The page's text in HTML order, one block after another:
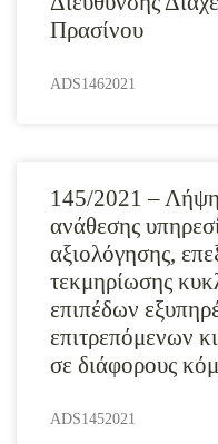
Πρασίνου
ADS1462021
145/2021 – Λήψη
ανάθεσης
αξιολόγησης,
τεκμηρίωσης
επιπέδων
επιτρεπόμενων
σε διάφορους
ADS1452021